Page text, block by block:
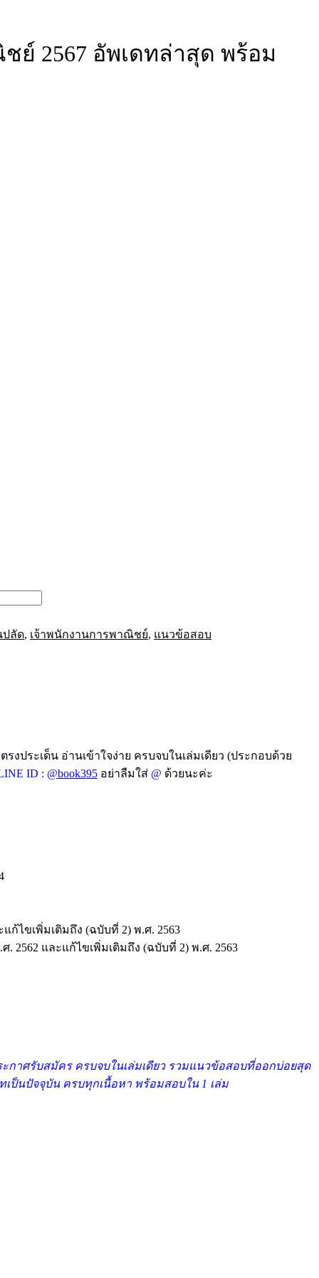
2567 อัพเดทล่าสุด พร้อม
ปลัด, เจ้าพนักงานการพาณิชย์, แนวข้อสอบ
ประเด็น อ่านเข้าใจง่าย ครบจบในเล่มเดียว (ประกอบด้วย
ID : @book395 อย่าลืมใส่ @ ด้วยนะค่ะ
ก้ไขเพิ่มเติมถึง (ฉบับที่ 2) พ.ศ. 2563
2562 และแก้ไขเพิ่มเติมถึง (ฉบับที่ 2) พ.ศ. 2563
กาศรับสมัคร ครบจบในเล่มเดียว รวมแนวข้อสอบที่ออกบ่อยสุด
ป็นปัจจุบัน ครบทุกเนื้อหา พร้อมสอบใน 1 เล่ม